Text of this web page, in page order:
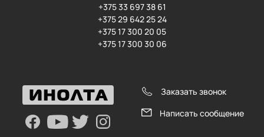
+375 33 697 38 61
+375 29 642 25 24
+375 17 300 20 05
+375 17 300 30 06
Заказать звонок
Написать сообщение